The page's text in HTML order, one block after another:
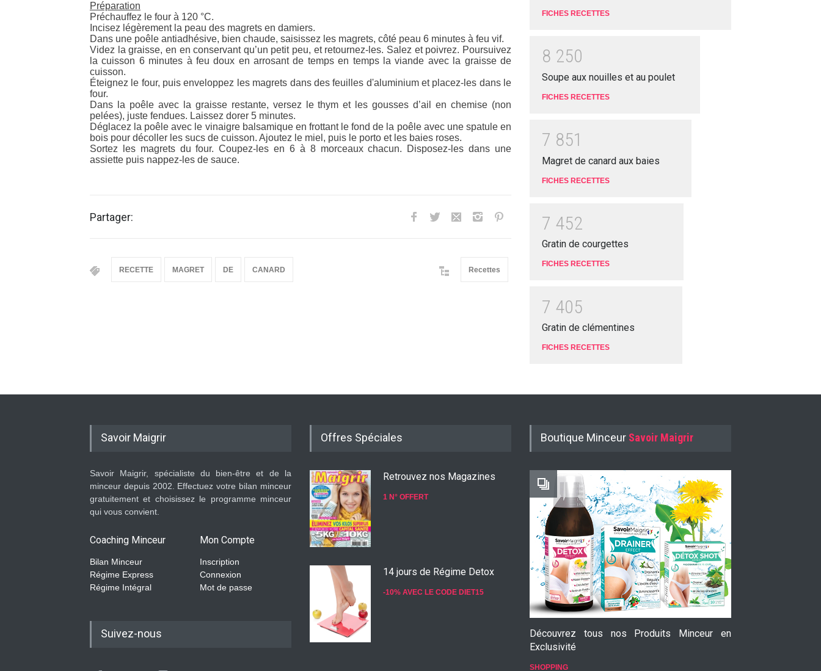
Préparation
Préchauffez le four à 120 °C.
Incisez légèrement la peau des magrets en damiers.
Dans une poêle antiadhésive, bien chaude, saisissez les magrets, côté peau 6 minutes à feu vif.
Videz la graisse, en en conservant qu’un petit peu, et retournez-les. Salez et poivrez. Poursuivez
la cuisson 6 minutes à feu doux en arrosant de temps en temps la viande avec la graisse de
cuisson.
Éteignez le four, puis enveloppez les magrets dans des feuilles d'aluminium et placez-les dans le
four.
Dans la poêle avec la graisse restante, versez le thym et les gousses d’ail en chemise (non
pelées), juste fendues. Laissez dorer 5 minutes.
Déglacez la poêle avec le vinaigre balsamique en frottant le fond de la poêle avec une spatule en
bois pour décoller les sucs de cuisson. Ajoutez le miel, puis le porto et les baies roses.
Sortez les magrets du four. Coupez-les en 6 à 8 morceaux chacun. Disposez-les dans une
assiette puis nappez-les de sauce.
Partager:
RECETTE MAGRET DE CANARD Recettes
FICHES RECETTES
8 250
Soupe aux nouilles et au poulet
FICHES RECETTES
7 851
Magret de canard aux baies
FICHES RECETTES
7 452
Gratin de courgettes
FICHES RECETTES
7 405
Gratin de clémentines
FICHES RECETTES
Savoir Maigrir
Savoir Maigrir, spécialiste du bien-être et de la
minceur depuis 2002. Effectuez votre bilan minceur
gratuitement et choisissez le programme minceur
qui vous convient.
Coaching Minceur
Bilan Minceur
Régime Express
Régime Intégral
Mon Compte
Inscription
Connexion
Mot de passe
Suivez-nous
Offres Spéciales
Retrouvez nos Magazines
1 N° OFFERT
14 jours de Régime Detox
-10% AVEC LE CODE DIET15
Boutique Minceur Savoir Maigrir
Découvrez tous nos Produits Minceur en
Exclusivité
SHOPPING